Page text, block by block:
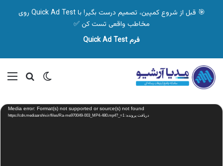
🎯 قبل از شروع کمپین، تصمیم درست بگیر! با Quick Ad Test روی
مخاطب واقعی تست کن ✅
فرم Quick Ad Test
تغییر پوسته
نمایشگر
ویدیو Media error: Format(s) not supported or source(s) not found
دریافت پرونده: https://cdn.mediaarshiv.ir/files/Ra-me970049-003_MP4-480.mp4?_=1